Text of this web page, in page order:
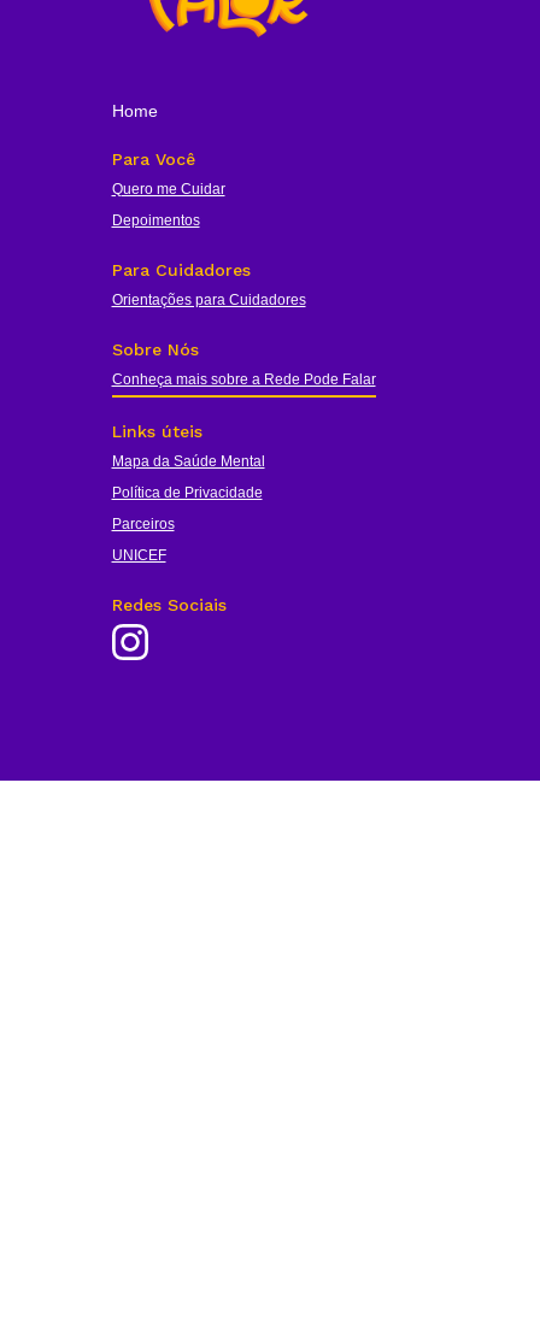
Home
Para Você
Quero me Cuidar
Depoimentos
Para Cuidadores
Orientações para Cuidadores
Sobre Nós
Conheça mais sobre a Rede Pode Falar
Links úteis
Mapa da Saúde Mental
Política de Privacidade
Parceiros
UNICEF
Redes Sociais